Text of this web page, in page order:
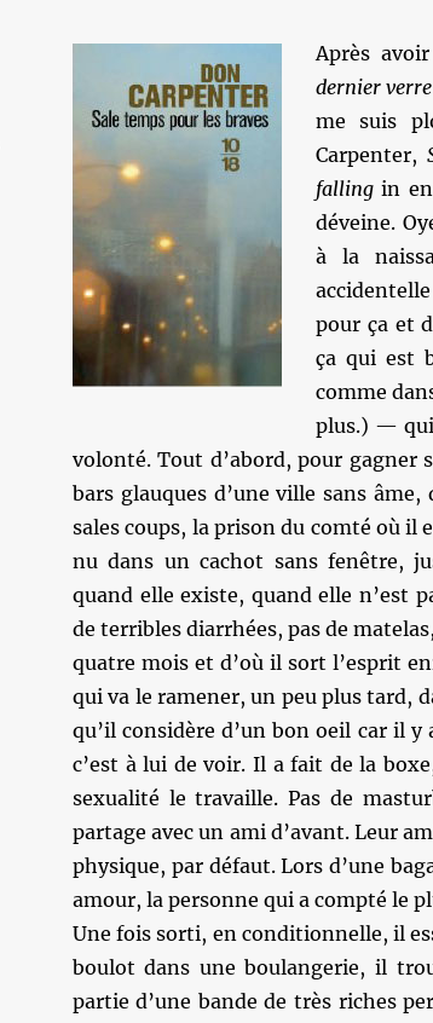
Après
dernier
me suis
Carpenter,
fallingin
déveine.
à la
pour ça et
ça qui est
comme
plus.) — qui
volonté. Tout d’abord, pour gagner
bars glauques d’une ville sans
sales coups, la prison du comté où il
nu dans un cachot sans fenêtre,
quand elle existe, quand elle n’est
de terribles diarrhées, pas de
quatre mois et d’où il sort l’esprit
qui va le ramener, un peu plus tard,
qu’il considère d’un bon oeil car il y
c’est à lui de voir. Il a fait de la
sexualité le travaille. Pas de
partage avec un ami d’avant. Leur
physique, par défaut. Lors d’une
amour, la personne qui a compté le
Une fois sorti, en conditionnelle, il
boulot dans une boulangerie, il
partie d’une bande de très riches